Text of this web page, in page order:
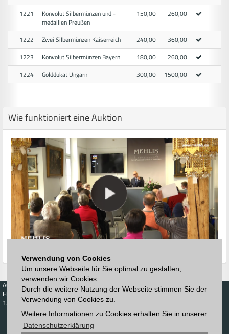
Verwendung von Cookies
Um unsere Webseite für Sie optimal zu gestalten,
verwenden wir Cookies.
Durch die weitere Nutzung der Webseite stimmen Sie der
Verwendung von Cookies zu.
Weitere Informationen zu Cookies erhalten Sie in unserer
Datenschutzerklärung
1221
Konvolut Silbermünzen und -
medaillen Preußen
150,00 260,00
1222 Zwei Silbermünzen Kaiserreich 240,00
360,00
1223
Konvolut Silbermünzen Bayern 180,00
260,00
1224
Golddukat Ungarn 300,00 1500,00
Wie funktioniert eine Auktion
Auktionen
Höchstzuschläge
123. Auktion
Zeitplan
Blätterkatalog
Kaufen
Kalender
Verkaufen
Preisdatenbank
Höchstzuschläge
Auktionshaus
Anmelden